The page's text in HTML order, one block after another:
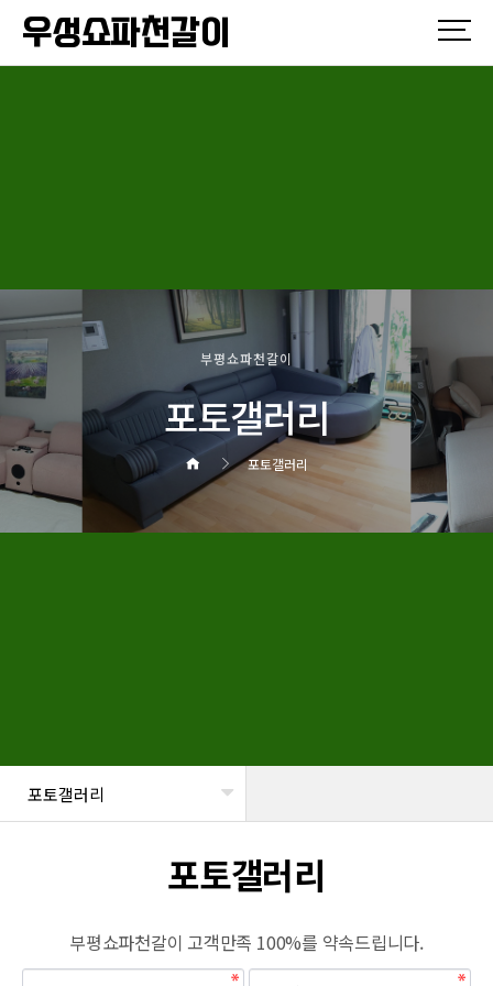
우성쇼파천갈이
부평쇼파천갈이
포토갤러리
포토갤러리
포토갤러리
포토갤러리
부평쇼파천갈이 고객만족 100%를 약속드립니다.